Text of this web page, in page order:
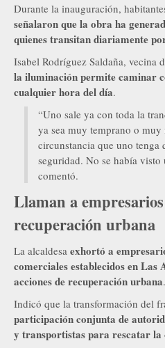
Durante la inauguración,
señalaron que la obra ha
quienes transitan diariamente
Isabel Rodríguez Saldaña, vecina
la iluminación permite caminar
cualquier hora del día.
“Uno sale ya con toda la
ya sea muy temprano o
circunstancia que uno tenga
seguridad. No se había
comentó.
Llaman a
recuperación urbana
La alcaldesa exhortó a
comerciales establecidos en Las
acciones de recuperación urbana.
Indicó que la transformación del
participación conjunta de
y transportistas para rescatar la